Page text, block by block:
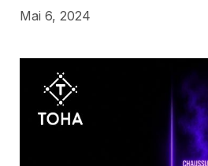
Mai 6, 2024